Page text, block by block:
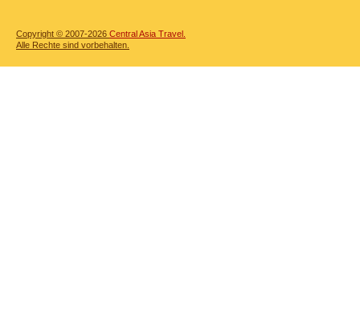
Copyright © 2007-2026 Central Asia Travel.
Alle Rechte sind vorbehalten.